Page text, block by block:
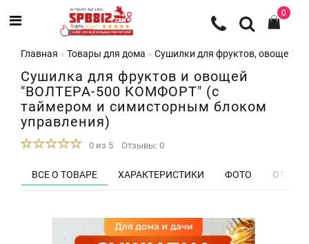
0
Главная Товары для дома Сушилки для фруктов, овощей и
Сушилка для фруктов и овощей
"ВОЛТЕРА-500 КОМФОРТ" (с
таймером и симисторным блоком
управления)
0 из 5 Отзывы: 0
ВСЕ О ТОВАРЕ ХАРАКТЕРИСТИКИ ФОТО